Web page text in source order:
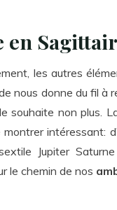
les autres
nous donne du fil à
non plus.
intéressant:
Jupiter
le chemin de nos